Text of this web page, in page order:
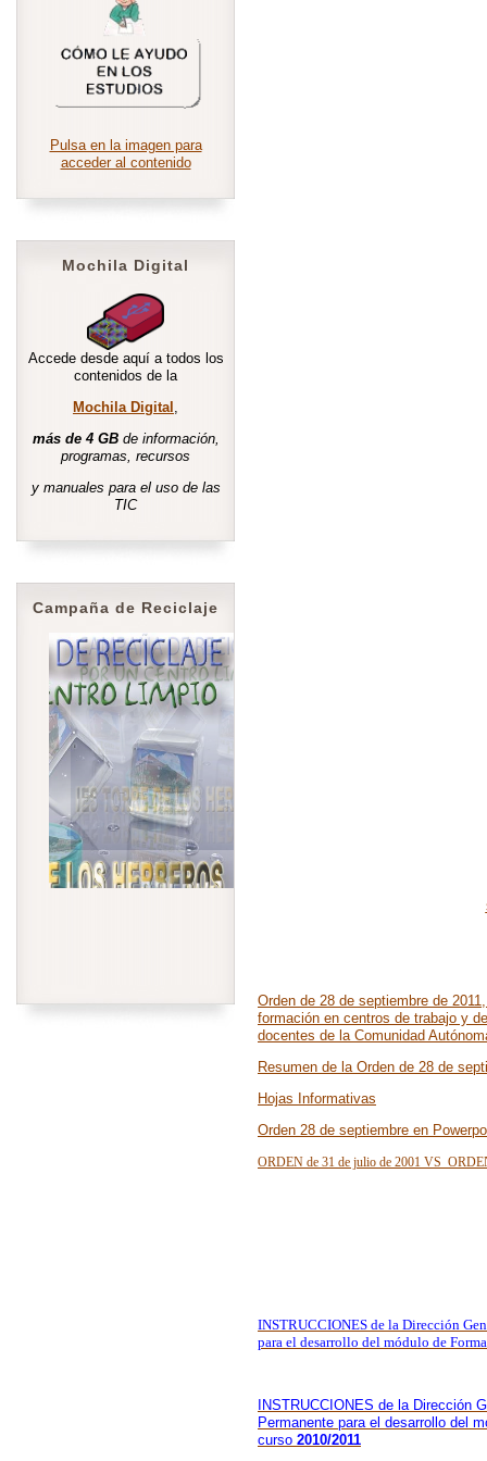
Pulsa en la imagen para
acceder al contenido
Mochila Digital
Accede desde aquí a todos los
contenidos de la
Mochila Digital ,
más de 4 GBde información,
programas, recursos
y manuales para el uso de las
TIC
Campaña de Reciclaje
Orden de 28 de septiembre de
formación en centros de trabajo y
docentes de la Comunidad
Resumen de la Orden de 28 de
Hojas Informativas
Orden 28 de septiembre en
ORDEN de 31 de julio de 2001 VS
INSTRUCCIONES de la Dirección
para el desarrollo del módulo de
INSTRUCCIONES de la Dirección
Permanente para el desarrollo del
curso 2010/2011